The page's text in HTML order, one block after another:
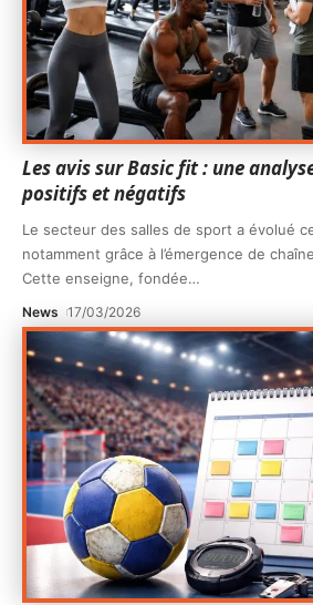
Les avis sur Basic fit : une
positifs et négatifs
Le secteur des salles de sport a évolué
notamment grâce à l’émergence de
Cette enseigne, fondée…
News 17/03/2026